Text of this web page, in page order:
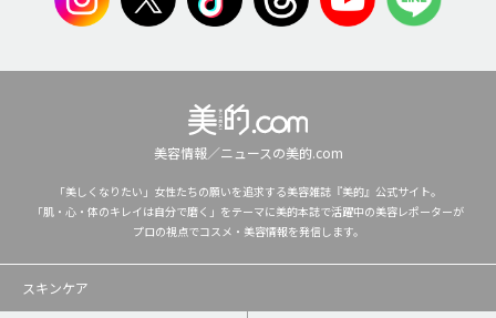
美容情報／ニュースの美的.com
「美しくなりたい」女性たちの願いを追求する美容雑誌『美的』公式サイト。
「肌・心・体のキレイは自分で磨く」をテーマに美的本誌で活躍中の美容レポーターが
プロの視点でコスメ・美容情報を発信します。
スキンケア